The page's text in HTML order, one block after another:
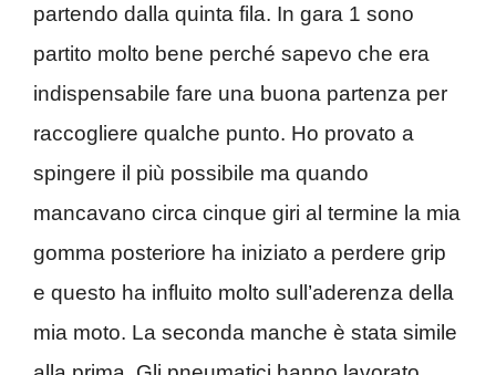
partendo dalla quinta fila. In gara 1 sono
partito molto bene perché sapevo che era
indispensabile fare una buona partenza per
raccogliere qualche punto. Ho provato a
spingere il più possibile ma quando
mancavano circa cinque giri al termine la mia
gomma posteriore ha iniziato a perdere grip
e questo ha influito molto sull’aderenza della
mia moto. La seconda manche è stata simile